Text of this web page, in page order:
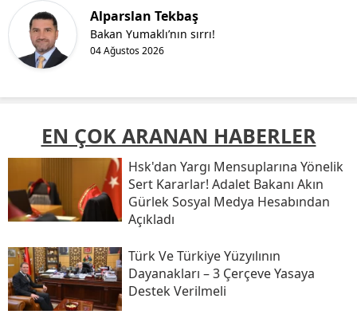
Alparslan Tekbaş
04 Ağustos 2026
Bakan Yumaklı’nın sırrı!
EN ÇOK ARANAN HABERLER
Hsk'dan Yargı Mensuplarına Yönelik
Sert Kararlar! Adalet Bakanı Akın
Gürlek Sosyal Medya Hesabından
Açıkladı
Türk Ve Türkiye Yüzyılının
Dayanakları – 3 Çerçeve Yasaya
Destek Verilmeli